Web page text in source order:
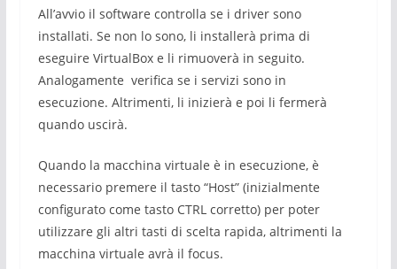
All’avvio il software controlla se i driver sono
installati. Se non lo sono, li installerà prima di
eseguire VirtualBox e li rimuoverà in seguito.
Analogamente verifica se i servizi sono in
esecuzione. Altrimenti, li inizierà e poi li fermerà
quando uscirà.
Quando la macchina virtuale è in esecuzione, è
necessario premere il tasto “Host” (inizialmente
configurato come tasto CTRL corretto) per poter
utilizzare gli altri tasti di scelta rapida, altrimenti la
macchina virtuale avrà il focus.